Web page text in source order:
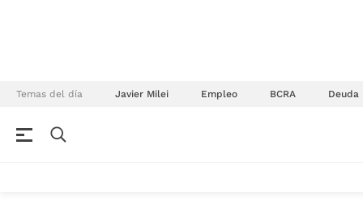
Temas del día Javier Milei Empleo BCRA Deuda